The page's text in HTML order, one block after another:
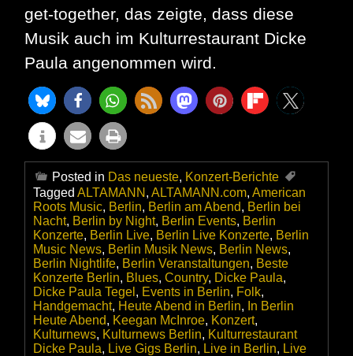
get-together, das zeigte, dass diese
Musik auch im Kulturrestaurant Dicke
Paula angenommen wird.
Posted in Das neueste, Konzert-Berichte
Tagged ALTAMANN , ALTAMANN.com, American
Roots Music, Berlin, Berlin am Abend, Berlin bei
Nacht, Berlin by Night, Berlin Events, Berlin
Konzerte, Berlin Live, Berlin Live Konzerte, Berlin
Music News, Berlin Musik News, Berlin News,
Berlin Nightlife, Berlin Veranstaltungen, Beste
Konzerte Berlin, Blues, Country, Dicke Paula,
Dicke Paula Tegel , Events in Berlin, Folk,
Handgemacht, Heute Abend in Berlin, In Berlin
Heute Abend, Keegan McInroe, Konzert,
Kulturnews, Kulturnews Berlin, Kulturrestaurant
Dicke Paula, Live Gigs Berlin, Live in Berlin, Live